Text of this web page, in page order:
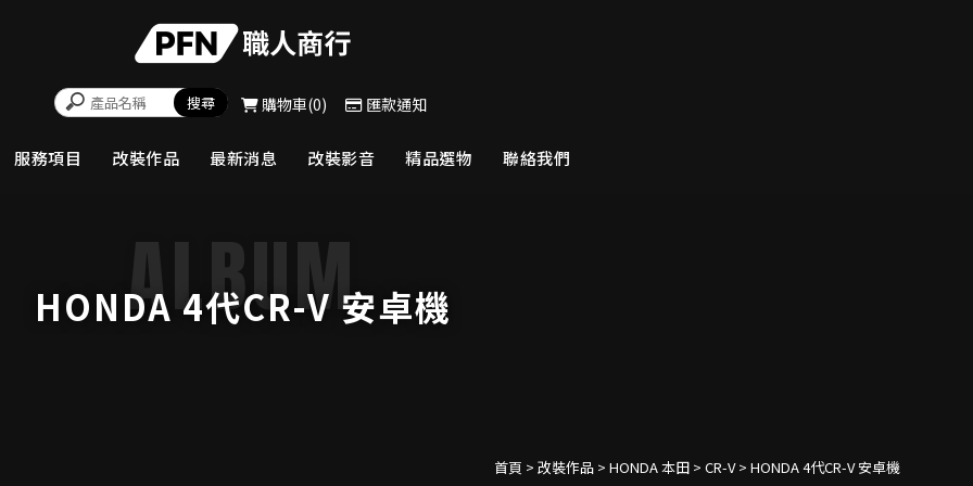
購物車 0 匯款通知
服務項目 改裝作品 最新消息 改裝影音 精品選物 聯絡我們
HONDA 4代CR-V 安卓機
首頁 > 改裝作品> HONDA 本田> CR-V> HONDA 4代CR-V 安卓機